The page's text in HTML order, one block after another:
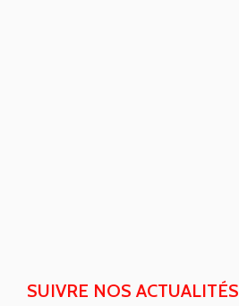
SUIVRE NOS ACTUALITÉS